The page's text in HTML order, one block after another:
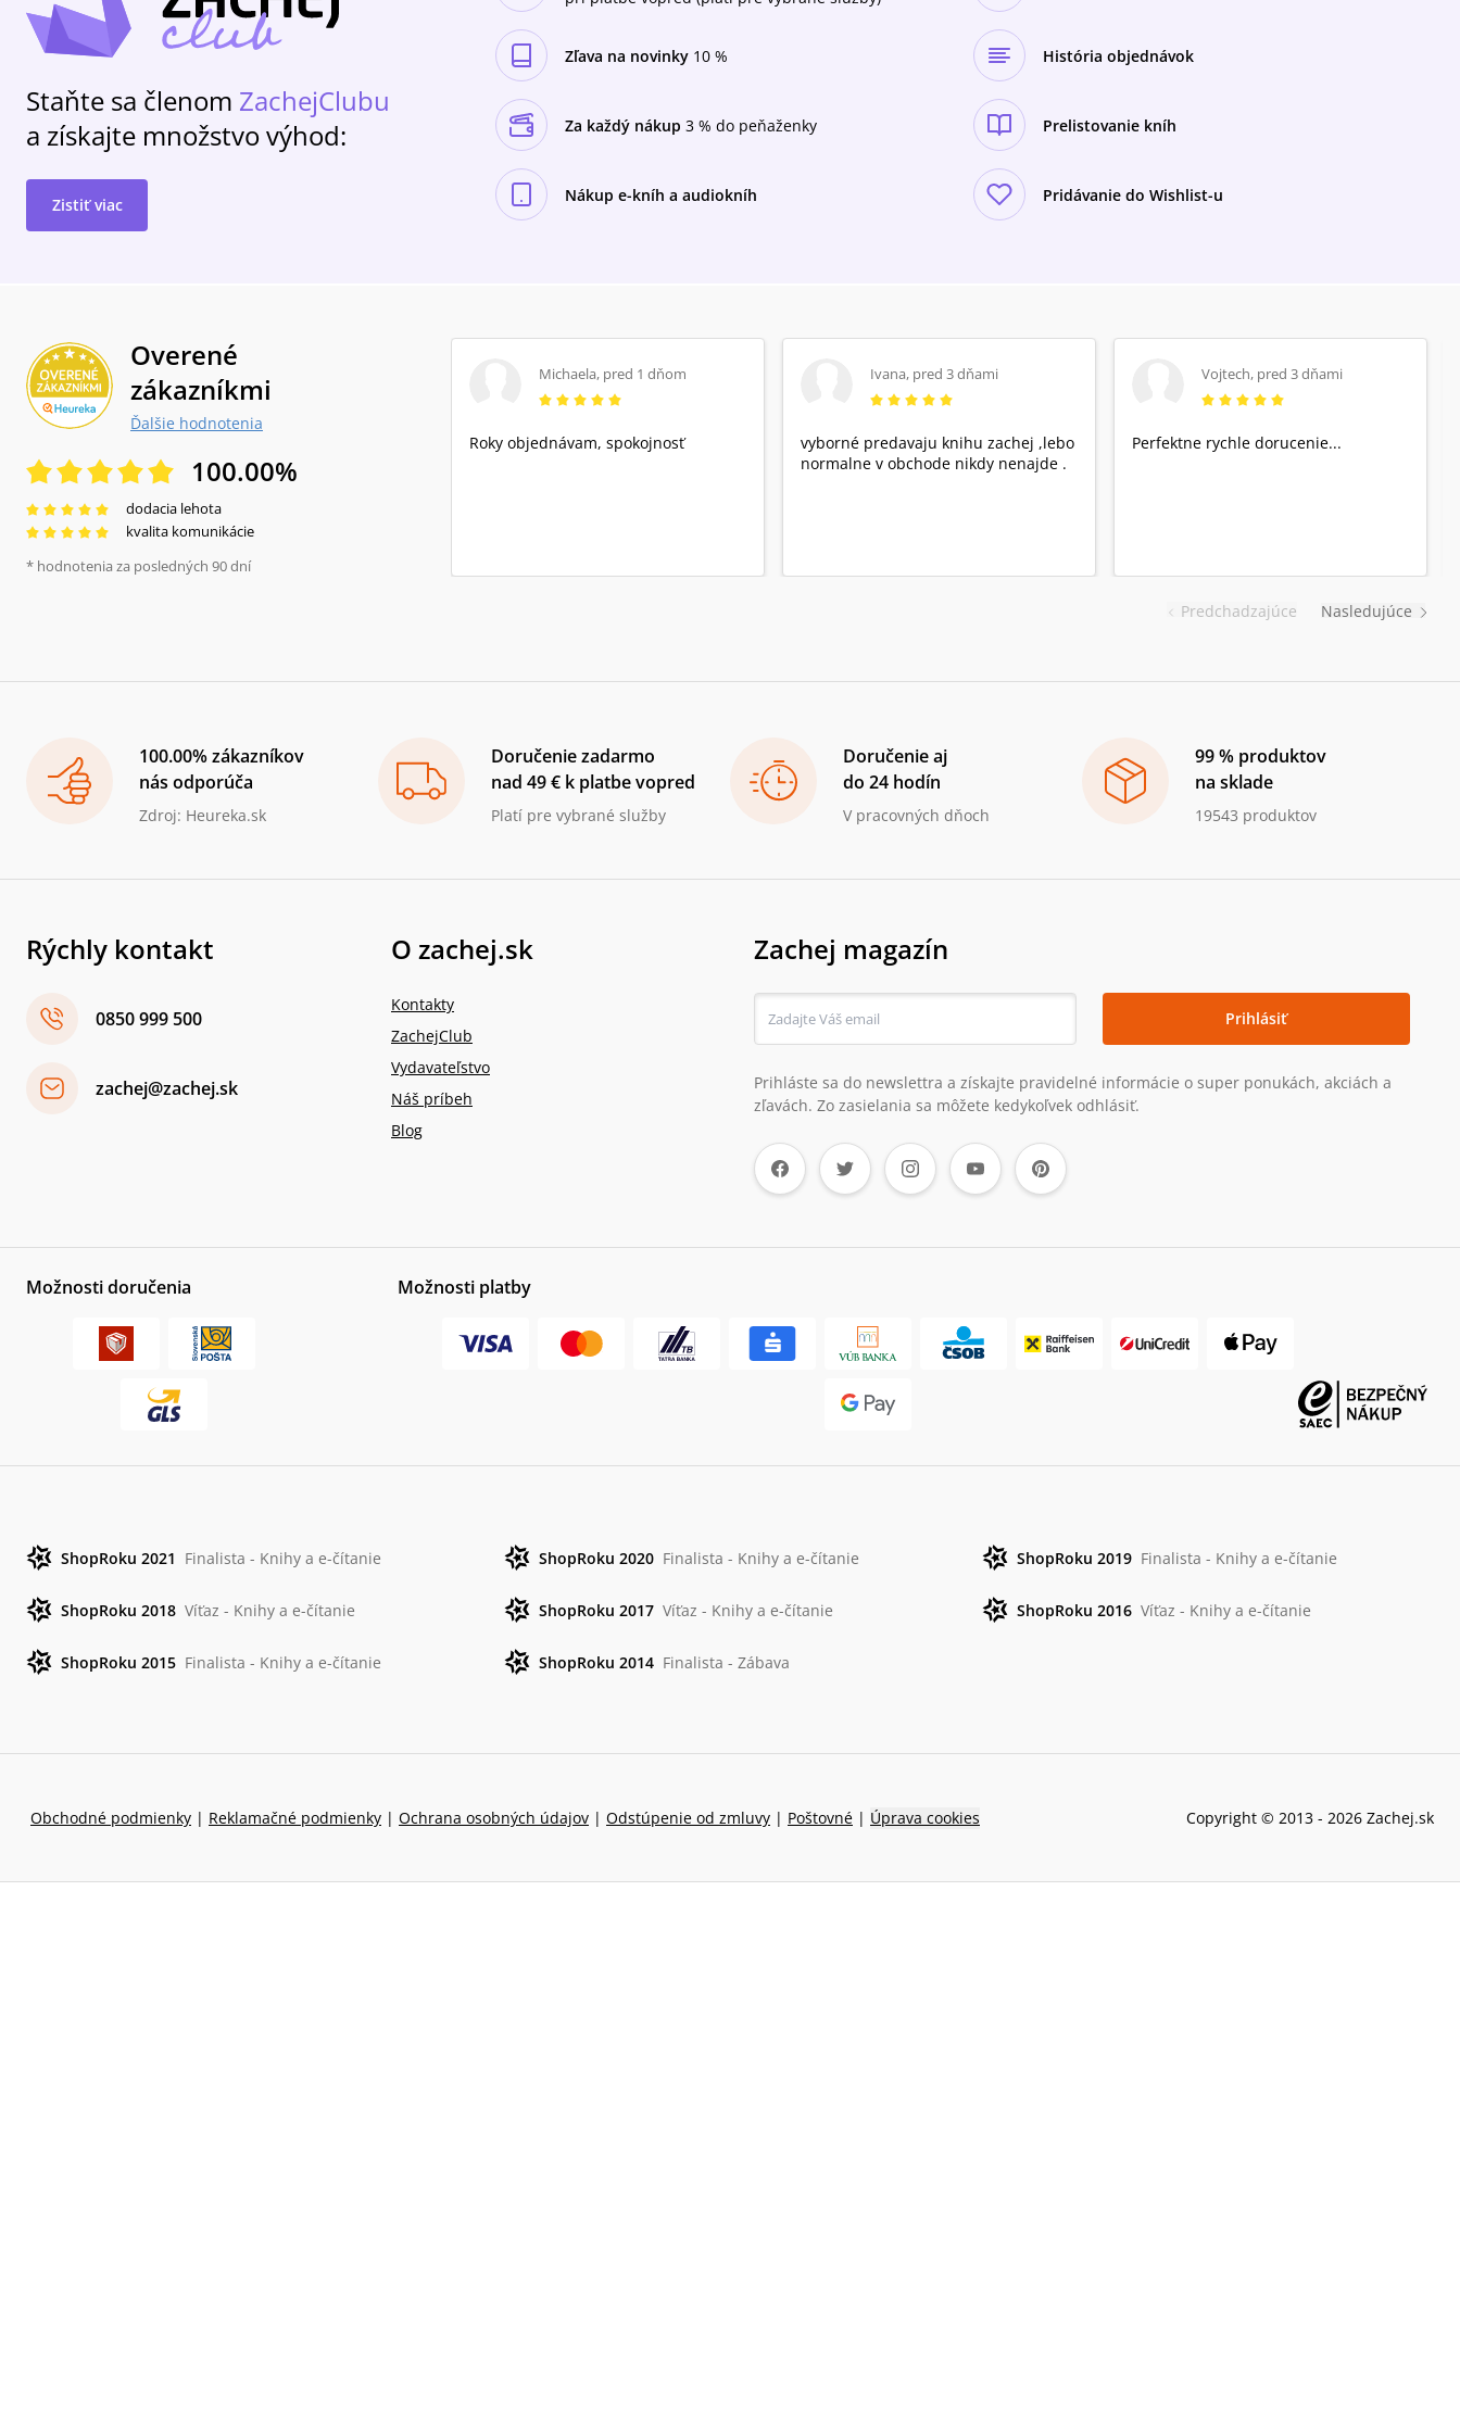
František Šec, Jana Nováčková, Zora
Koutný, Zdeňka Davidová, Olga Hauková, Eva
Jiří Adamíra, Táňa Hodanová, Miloš Pavlín, Petr
Ruiber, Marie Pazourková, Pavel Černoch,
Alexandra Kanczucká, Rudolf Imramovský,
dvou dílech.
Staňte sa členom ZachejClubu
a získajte množstvo výhod:
Zistiť viac
Zľava na novinky 10 % História objednávok
Za každý nákup 3 % do peňaženky Prelistovanie kníh
Nákup e-kníh a audiokníh Pridávanie do Wishlist-u
Overené
zákazníkmi
Ďalšie hodnotenia
100.00%
dodacia lehota
kvalita komunikácie
* hodnotenia za posledných 90 dní
Predchadzajúce
Michaela, pred 1 dňom
Roky objednávam, spokojnosť
Ivana, pred 3 dňami
vyborné predavaju knihu zachej ,lebo
normalne v obchode nikdy nenajde .
Vojtech, pred 3 dňami
Perfektne rychle dorucenie...
Nasledujúce
100.00% zákazníkov
nás odporúča
Zdroj: Heureka.sk
Doručenie zadarmo
nad 49 € k platbe vopred
Platí pre vybrané služby
Doručenie aj
do 24 hodín
V pracovných dňoch
99 % produktov
na sklade
19543 produktov
Rýchly kontakt
0850 999 500
zachej@zachej.sk
O zachej.sk
Kontakty
ZachejClub
Vydavateľstvo
Náš príbeh
Blog
Zachej magazín
Prihlásiť
Prihláste sa do newslettra a získajte pravidelné informácie o super ponukách, akciách a
zľavách. Zo zasielania sa môžete kedykoľvek odhlásiť.
Možnosti doručenia Možnosti platby
ShopRoku 2021 Finalista - Knihy a e-čítanie ShopRoku 2020 Finalista - Knihy a e-čítanie ShopRoku 2019 Finalista - Knihy a e-čítanie
ShopRoku 2018 Víťaz - Knihy a e-čítanie ShopRoku 2017 Víťaz - Knihy a e-čítanie ShopRoku 2016 Víťaz - Knihy a e-čítanie
ShopRoku 2015 Finalista - Knihy a e-čítanie ShopRoku 2014 Finalista - Zábava
Obchodné podmienky | Reklamačné podmienky | Ochrana osobných údajov | Odstúpenie od zmluvy | Poštovné | Úprava cookies Copyright © 2013 - 2026 Zachej.sk